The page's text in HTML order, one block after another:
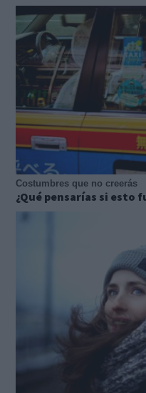
Costumbres que no creerás
¿Qué pensarías si esto